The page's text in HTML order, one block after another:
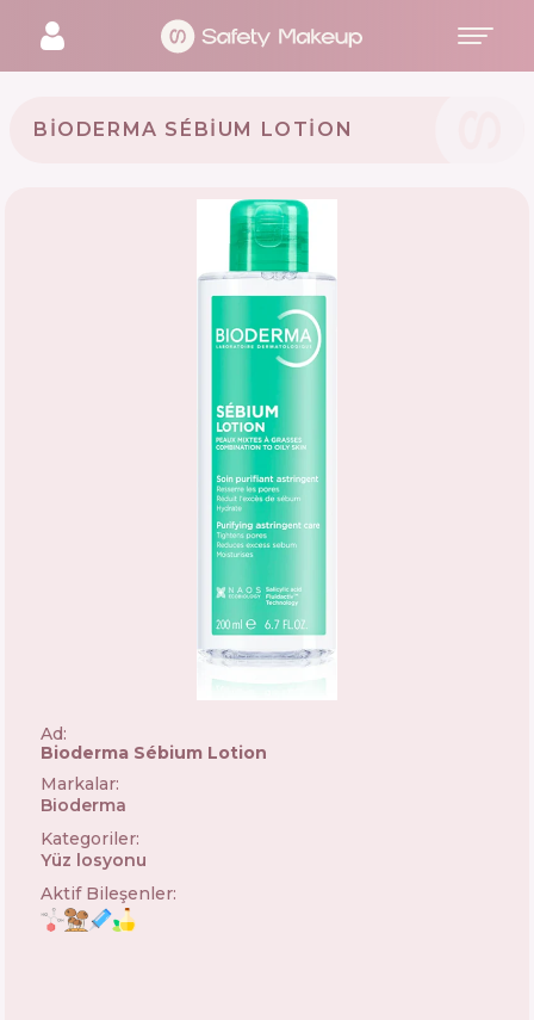
BIODERMA SÉBIUM LOTION
Ad:
Bioderma Sébium Lotion
Markalar:
Bioderma
Kategoriler:
Yüz losyonu
Aktif Bileşenler: